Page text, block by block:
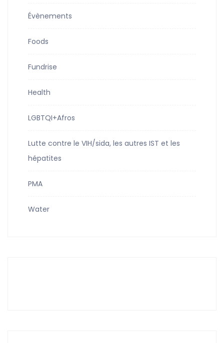
Évènements
Foods
Fundrise
Health
LGBTQI+Afros
Lutte contre le VIH/sida, les autres IST et les
hépatites
PMA
Water